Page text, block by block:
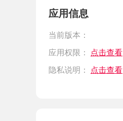
应用信息
当前版本：
应用权限： 点击查看
隐私说明： 点击查看